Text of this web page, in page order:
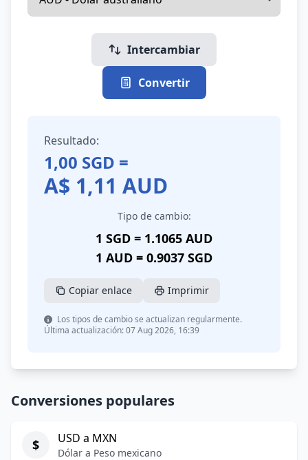
Intercambiar
Convertir
Resultado:
1,00 SGD =
A$ 1,11 AUD
Tipo de cambio:
1 SGD = 1.1065 AUD
1 AUD = 0.9037 SGD
Copiar enlace Imprimir
Los tipos de cambio se actualizan regularmente.
Última actualización: 07 Aug 2026, 16:39
Conversiones populares
$ USD a MXN
Dólar a Peso mexicano